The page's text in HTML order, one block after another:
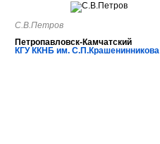
С.В.Петров
Петропавловск-Камчатский
КГУ ККНБ им. С.П.Крашенинникова